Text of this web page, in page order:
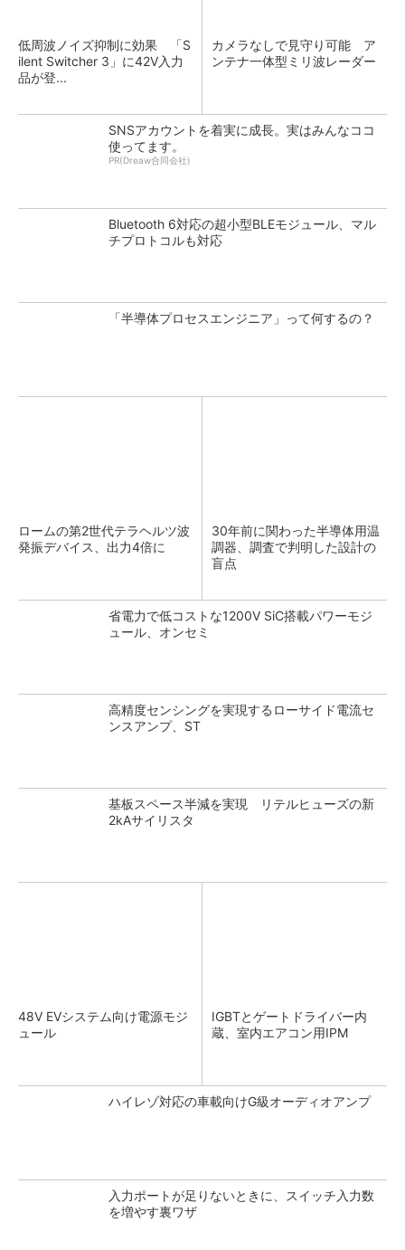
低周波ノイズ抑制に効果 「S
ilent Switcher 3」に42V入力
品が登...
カメラなしで見守り可能 ア
ンテナ一体型ミリ波レーダー
SNSアカウントを着実に成長。実はみんなココ
使ってます。
PR(Dreaw合同会社)
Bluetooth 6対応の超小型BLEモジュール、マル
チプロトコルも対応
「半導体プロセスエンジニア」って何するの？
ロームの第2世代テラヘルツ波
発振デバイス、出力4倍に
30年前に関わった半導体用温
調器、調査で判明した設計の
盲点
省電力で低コストな1200V SiC搭載パワーモジ
ュール、オンセミ
高精度センシングを実現するローサイド電流セ
ンスアンプ、ST
基板スペース半減を実現 リテルヒューズの新
2kAサイリスタ
48V EVシステム向け電源モジ
ュール
IGBTとゲートドライバー内
蔵、室内エアコン用IPM
ハイレゾ対応の車載向けG級オーディオアンプ
入力ポートが足りないときに、スイッチ入力数
を増やす裏ワザ